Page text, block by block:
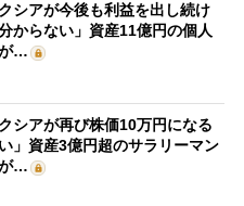
クシアが今後も利益を出し続け
からない」資産11億円の個人
…
クシアが再び株価10万円になる
」資産3億円超のサラリーマン
…